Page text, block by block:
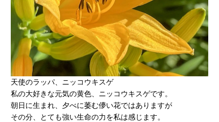
天使のラッパ、ニッコウキスゲ
私の大好きな元気の黄色、ニッコウキスゲです。
朝日に生まれ、夕べに萎む儚い花ではありますが
その分、とても強い生命の力を私は感じます。